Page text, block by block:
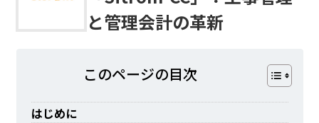
と管理会計の革新
このページの⽬次
はじめに